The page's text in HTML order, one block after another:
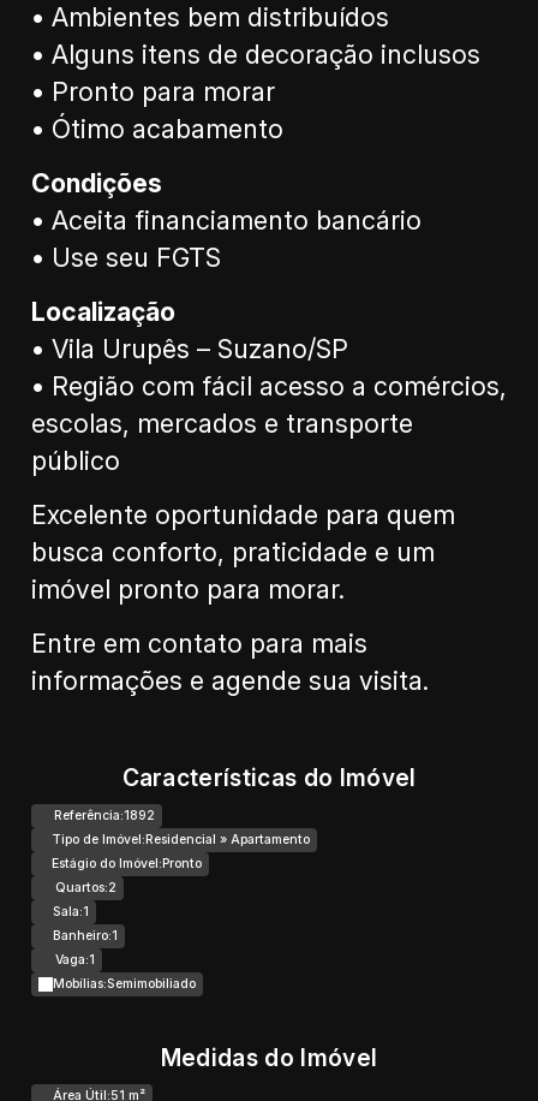
• Ambientes bem distribuídos
• Alguns itens de decoração inclusos
• Pronto para morar
• Ótimo acabamento
Condições
• Aceita financiamento bancário
• Use seu FGTS
Localização
• Vila Urupês – Suzano/SP
• Região com fácil acesso a comércios,
escolas, mercados e transporte
público
Excelente oportunidade para quem
busca conforto, praticidade e um
imóvel pronto para morar.
Entre em contato para mais
informações e agende sua visita.
Características do Imóvel
Referência:1892
Tipo de Imóvel:Residencial » Apartamento
Estágio do Imóvel:Pronto
Quartos:2
Sala:1
Banheiro:1
Vaga:1
Mobílias:Semimobiliado
Medidas do Imóvel
Área Útil:51 m²